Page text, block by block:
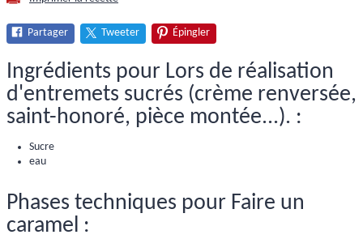
Partager Tweeter Épingler
Ingrédients pour Lors de réalisation
d'entremets sucrés (crème renversée,
saint-honoré, pièce montée...). :
Sucre
eau
Phases techniques pour Faire un
caramel :